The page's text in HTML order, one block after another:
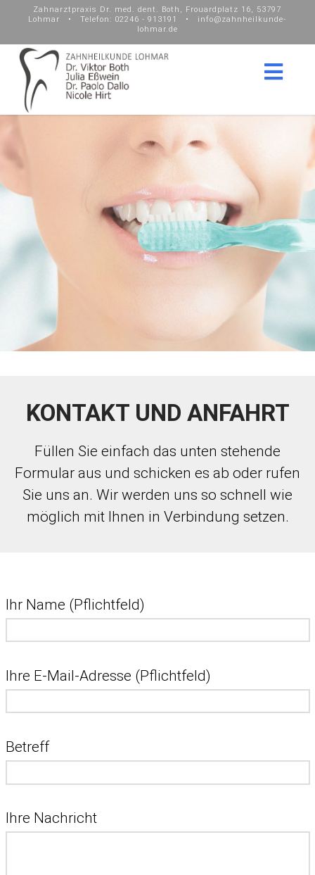
Zahnarztpraxis Dr. med. dent. Both, Frouardplatz 16, 53797
Lohmar • Telefon: 02246 - 913191 • info@zahnheilkunde-
lohmar.de
KONTAKT UND ANFAHRT
Füllen Sie einfach das unten stehende
Formular aus und schicken es ab oder rufen
Sie uns an. Wir werden uns so schnell wie
möglich mit Ihnen in Verbindung setzen.
Ihr Name (Pflichtfeld)
Ihre E-Mail-Adresse (Pflichtfeld)
Betreff
Ihre Nachricht